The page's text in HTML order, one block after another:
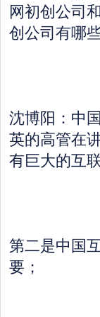
网初创公司
创公司有哪
沈博阳：中
英的高管在
有巨大的互
第二是中国
要；